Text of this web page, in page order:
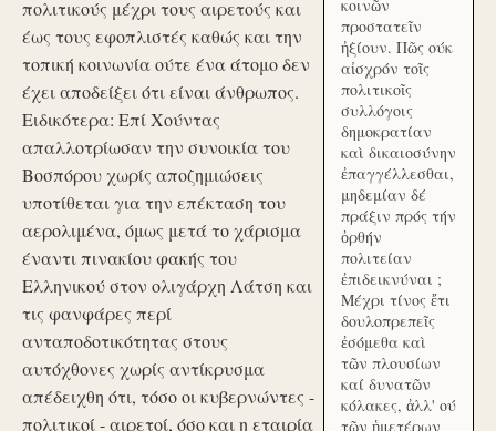
πολιτικούς μέχρι τους αιρετούς και
έως τους εφοπλιστές καθώς και την
τοπική κοινωνία ούτε ένα άτομο δεν
έχει αποδείξει ότι είναι άνθρωπος.
Ειδικότερα: Επί Χούντας
απαλλοτρίωσαν την συνοικία του
Βοσπόρου χωρίς αποζημιώσεις
υποτίθεται για την επέκταση του
αερολιμένα, όμως μετά το χάρισμα
έναντι πινακίου φακής του
Ελληνικού στον ολιγάρχη Λάτση και
τις φανφάρες περί
ανταποδοτικότητας στους
αυτόχθονες χωρίς αντίκρυσμα
απέδειχθη ότι, τόσο οι κυβερνώντες -
πολιτικοί - αιρετοί, όσο και η εταιρία
κοινῶν
προστατεῖν
ἠξίουν. Πῶς ούκ
αἰσχρόν τοῖς
πολιτικοῖς
συλλόγοις
δημοκρατίαν
καὶ δικαιοσύνην
ἐπαγγέλλεσθαι,
μηδεμίαν δέ
πράξιν πρός τήν
ὀρθήν
πολιτείαν
ἐπιδεικνύναι ;
Μέχρι τίνος ἔτι
δουλοπρεπεῖς
ἐσόμεθα καὶ
τῶν πλουσίων
καί δυνατῶν
κόλακες, ἀλλ' ού
τῶν ἡμετέρων